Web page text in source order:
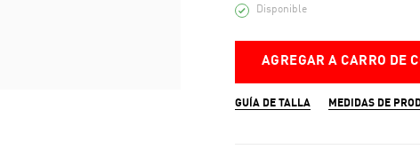
Disponible
AGREGAR A CARRO DE
GUÍA DE TALLA MEDIDAS DE